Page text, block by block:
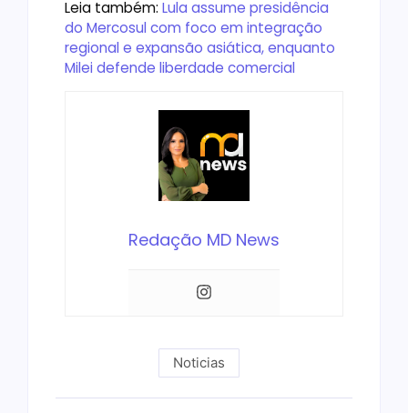
Leia também: Lula assume presidência
do Mercosul com foco em integração
regional e expansão asiática, enquanto
Milei defende liberdade comercial
Redação MD News
Noticias